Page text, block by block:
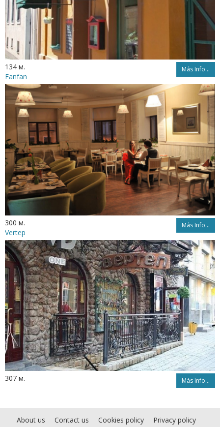
134 м. Más Info...
Fanfan
300 м. Más Info...
Vertep
307 м. Más Info...
About us Contact us Cookies policy
Privacy policy